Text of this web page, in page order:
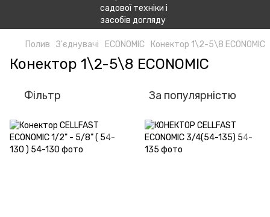
Полив З'єднувачі ECONOMIC Конектор 1\2-5\8 ECONOMIC
Конектор 1\2-5\8 ECONOMIC
Фільтр За популярністю